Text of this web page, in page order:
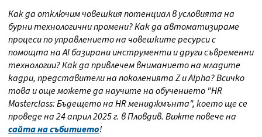
Как да отключим човешкия потенциал в условията на
бурни технологични промени? Как да автоматизираме
процеси по управлението на човешките ресурси с
помощта на AI базирани инструменти и други съвременни
технологии? Как да привлечем вниманието на младите
кадри, представители на поколенията Z и Alpha? Всичко
това и още можете да научите на обучението "HR
Masterclass: Бъдещето на HR мениджмънта", което ще се
проведе на 24 април 2025 г. в Пловдив. Вижте повече на
сайта на събитието!